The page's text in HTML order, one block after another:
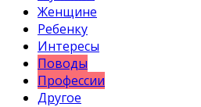
Женщине
Ребенку
Интересы
Поводы
Профессии
Другое